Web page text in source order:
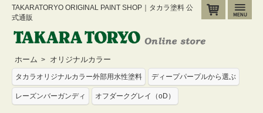
カート
TAKARATORYO ORIGINAL PAINT SHOP｜タカラ塗料 公
式通販
ホーム > オリジナルカラー
タカラオリジナルカラー外部用水性塗料 ディープパープルから選ぶ
レーズンバーガンディ オフダークグレイ（oD）